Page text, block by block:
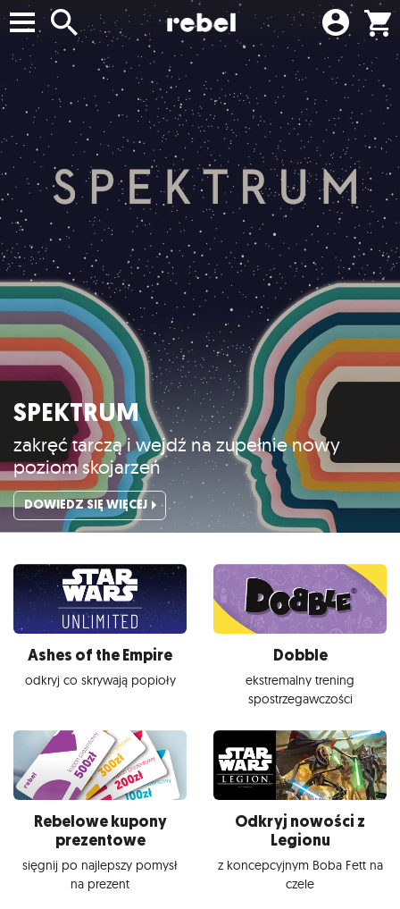
SPEKTRUM
zakręć tarczą i wejdź na zupełnie nowy
poziom skojarzeń
DOWIEDZ SIĘ WIĘCEJ
Ashes of the Empire
odkryj co skrywają popioły
Dobble
ekstremalny trening
spostrzegawczości
Rebelowe kupony
prezentowe
sięgnij po najlepszy pomysł
na prezent
Odkryj nowości z
Legionu
z koncepcyjnym Boba Fett na
czele